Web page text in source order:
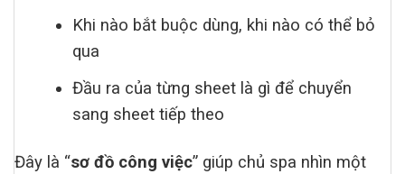
Khi nào bắt buộc dùng, khi nào có thể bỏ
qua
Đầu ra của từng sheet là gì để chuyển
sang sheet tiếp theo
Đây là “sơ đồ công việc” giúp chủ spa nhìn một